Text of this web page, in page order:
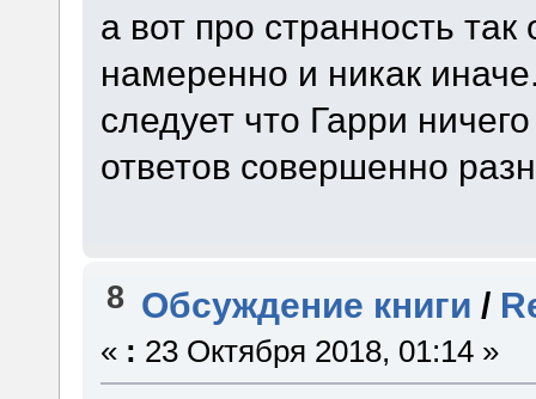
а вот про странность
намеренно и никак
следует что Гарри
ответов совершенно
8 Обсуждение книги /
« : 23 Октября 2018, 01:14 »